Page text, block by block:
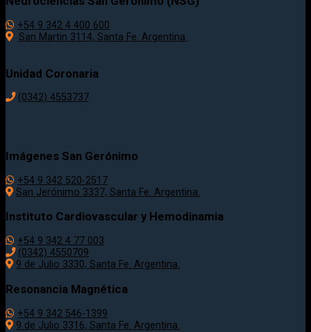
+54 9 342 4 400 600
San Martin 3114, Santa Fe. Argentina.
Unidad Coronaria
(0342) 4553737
Imágenes San Gerónimo
+54 9 342 520-2517
San Jerónimo 3337, Santa Fe. Argentina.
Instituto Cardiovascular y Hemodinamia
+54 9 342 4 77 003
(0342) 4550709
9 de Julio 3330, Santa Fe. Argentina.
Resonancia Magnética
+54 9 342 546-1399
9 de Julio 3316, Santa Fe. Argentina.